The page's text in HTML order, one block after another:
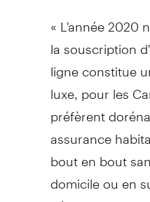
« L'année 2020
la souscription
ligne constitue
luxe, pour les
préfèrent
assurance
bout en bout
domicile ou en